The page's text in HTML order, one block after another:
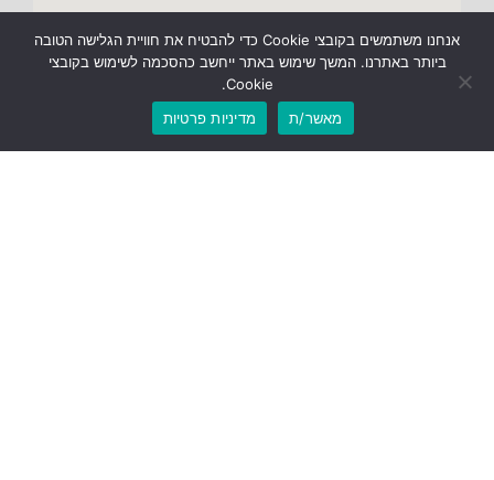
אנחנו משתמשים בקובצי Cookie כדי להבטיח את חוויית הגלישה הטובה
ביותר באתרנו. המשך שימוש באתר ייחשב כהסכמה לשימוש בקובצי
Cookie.
מאשר/ת
מדיניות פרטיות